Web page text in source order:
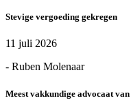
Stevige vergoeding gekregen
11 juli 2026
- Ruben Molenaar
Meest vakkundige advocaat